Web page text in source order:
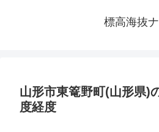
標高海抜
山形市東篭野町(山形県)
度経度